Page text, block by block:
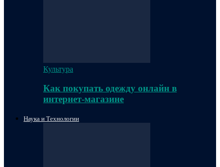
Культура
Как покупать одежду онлайн в
интернет-магазине
Наука и Технологии